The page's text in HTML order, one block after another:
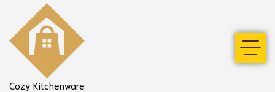
Cozy Kitchenware